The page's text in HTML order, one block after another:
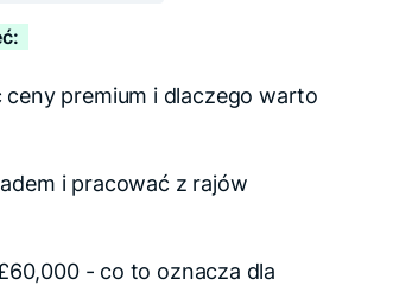
premium i dlaczego warto
i pracować z rajów
- co to oznacza dla